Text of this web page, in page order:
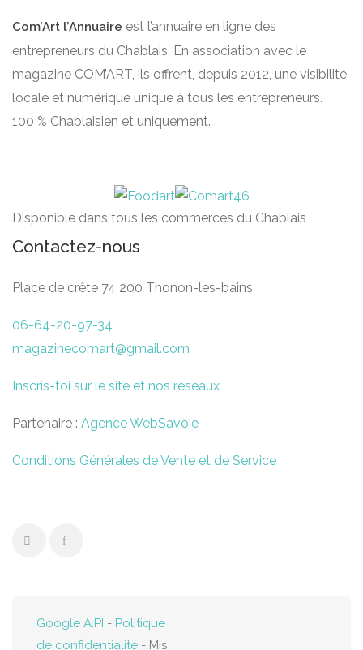
Com’Art l’Annuaire est l’annuaire en ligne des
entrepreneurs du Chablais. En association avec le
magazine COM’ART, ils offrent, depuis 2012, une visibilité
locale et numérique unique à tous les entrepreneurs.
100 % Chablaisien et uniquement.
Disponible dans tous les commerces du Chablais
Contactez-nous
Place de crête 74 200 Thonon-les-bains
06-64-20-97-34
magazinecomart@gmail.com
Inscris-toi sur le site et nos réseaux
Partenaire : Agence WebSavoie
Conditions Générales de Vente et de Service
Google A.PI - Politique
de confidentialité - Mis